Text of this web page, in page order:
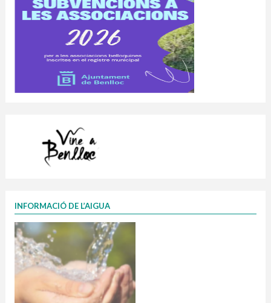
INFORMACIÓ DE L’AIGUA